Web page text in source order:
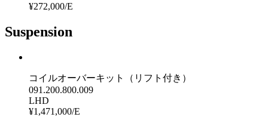
¥272,000/E
Suspension
コイルオーバーキット（リフト付き）
091.200.800.009
LHD
¥1,471,000/E